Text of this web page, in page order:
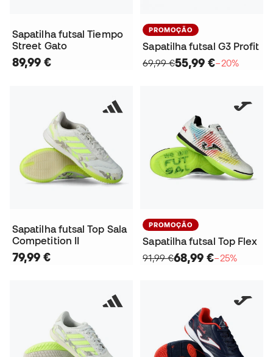
Sapatilha futsal Tiempo
Street Gato
89,99 €
PROMOÇÃO
Sapatilha futsal G3 Profit
69,99 €55,99 €−20%
Sapatilha futsal Top Sala
Competition II
79,99 €
PROMOÇÃO
Sapatilha futsal Top Flex
91,99 €68,99 €−25%